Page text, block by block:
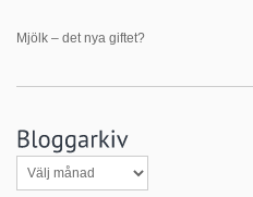
Mjölk – det nya giftet?
Bloggarkiv